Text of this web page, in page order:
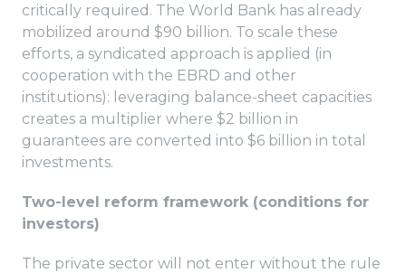
critically required. The World Bank has already
mobilized around $90 billion. To scale these
efforts, a syndicated approach is applied (in
cooperation with the EBRD and other
institutions): leveraging balance-sheet capacities
creates a multiplier where $2 billion in
guarantees are converted into $6 billion in total
investments.
Two-level reform framework (conditions for
investors)
The private sector will not enter without the rule